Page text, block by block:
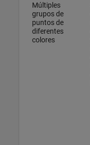
Múltiples
grupos de
puntos de
diferentes
colores